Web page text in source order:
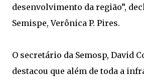
desenvolvimento da região”,
Semispe, Verônica P. Pires.
O secretário da Semosp, David
destacou que além de toda a